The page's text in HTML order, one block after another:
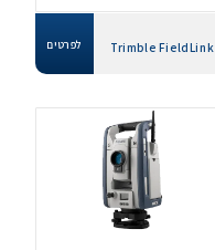
Trimble FieldLink לפרטים